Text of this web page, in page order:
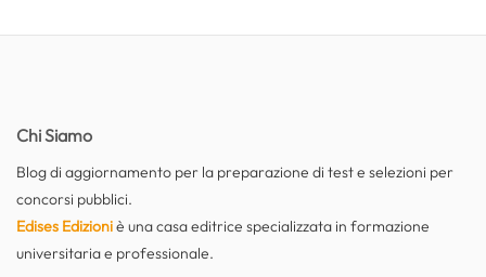
Chi Siamo
Blog di aggiornamento per la preparazione di test e selezioni per
concorsi pubblici.
Edises Edizioniè una casa editrice specializzata in formazione
universitaria e professionale.